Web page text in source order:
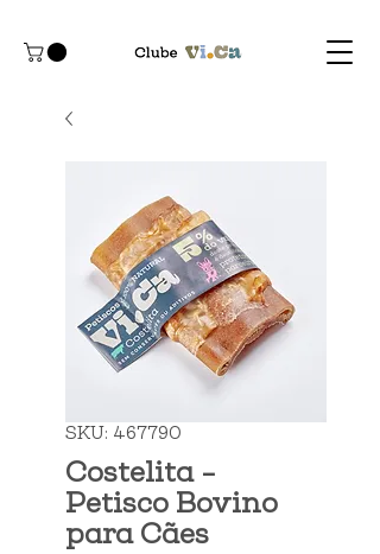
SKU: 467790
Costelita -
Petisco Bovino
para Cães